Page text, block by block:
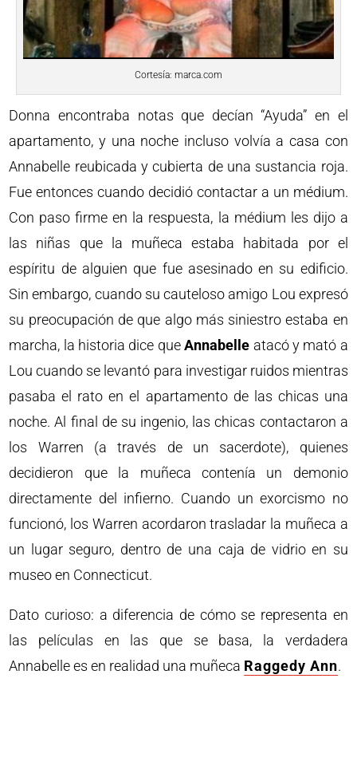
Cortesía: marca.com
Donna encontraba notas que decían “Ayuda” en el
apartamento, y una noche incluso volvía a casa con
Annabelle reubicada y cubierta de una sustancia roja.
Fue entonces cuando decidió contactar a un médium.
Con paso firme en la respuesta, la médium les dijo a
las niñas que la muñeca estaba habitada por el
espíritu de alguien que fue asesinado en su edificio.
Sin embargo, cuando su cauteloso amigo Lou expresó
su preocupación de que algo más siniestro estaba en
marcha, la historia dice queAnnabelle atacó y mató a
Lou cuando se levantó para investigar ruidos mientras
pasaba el rato en el apartamento de las chicas una
noche. Al final de su ingenio, las chicas contactaron a
los Warren (a través de un sacerdote), quienes
decidieron que la muñeca contenía un demonio
directamente del infierno. Cuando un exorcismo no
funcionó, los Warren acordaron trasladar la muñeca a
un lugar seguro, dentro de una caja de vidrio en su
museo en Connecticut.
Dato curioso: a diferencia de cómo se representa en
las películas en las que se basa, la verdadera
Annabelle es en realidad una muñeca Raggedy Ann.